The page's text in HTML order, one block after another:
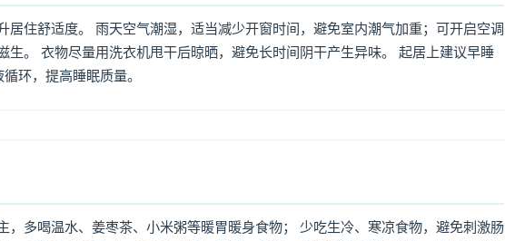
居住舒适度。 雨天空气潮湿，适当减少开窗时间，避免室内潮气加重；可开启空调
生。 衣物尽量用洗衣机甩干后晾晒，避免长时间阴干产生异味。 起居上建议早睡
环，提高睡眠质量。
，多喝温水、姜枣茶、小米粥等暖胃暖身食物； 少吃生冷、寒凉食物，避免刺激肠